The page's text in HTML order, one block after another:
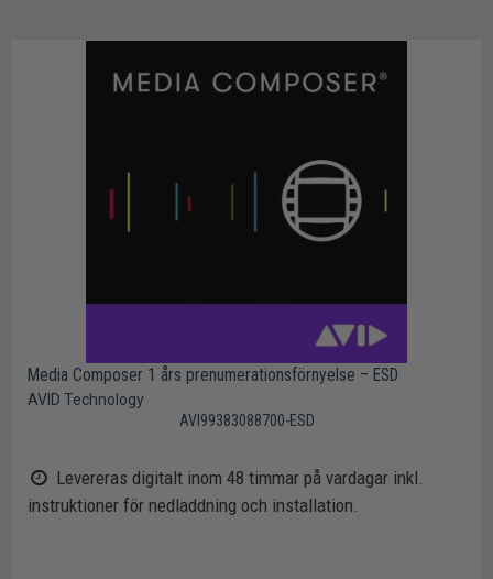
Media Composer 1 års prenumerationsförnyelse – ESD
AVID Technology
AVI99383088700-ESD
Levereras digitalt inom 48 timmar på vardagar inkl.
instruktioner för nedladdning och installation.